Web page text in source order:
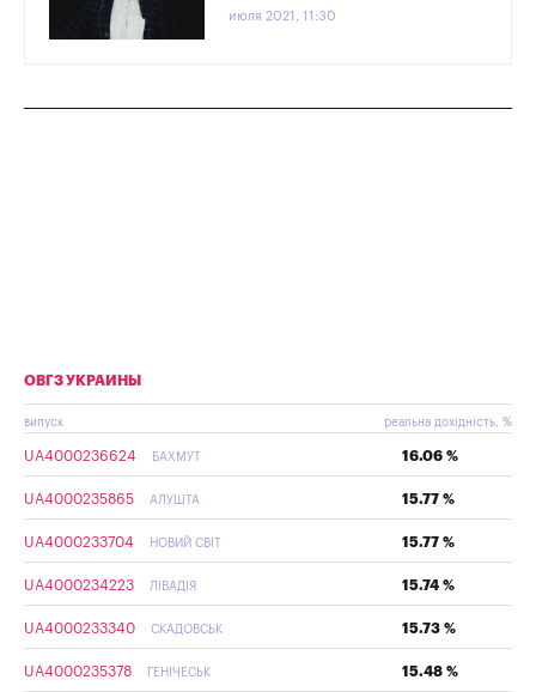
июля 2021, 11:30
ОВГЗ УКРАИНЫ
випуск реальна дохідність, %
UA4000236624 БАХМУТ 16.06 %
UA4000235865 АЛУШТА 15.77 %
UA4000233704 НОВИЙ СВІТ 15.77 %
UA4000234223 ЛІВАДІЯ 15.74 %
UA4000233340 СКАДОВСЬК 15.73 %
UA4000235378 ГЕНІЧЕСЬК 15.48 %